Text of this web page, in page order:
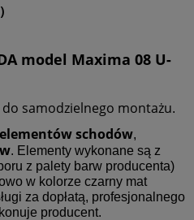
model Maxima 08 U-
do samodzielnego montażu.
schodów,
. Elementy wykonane są z
z palety barw producenta)
w kolorze czarny mat
za dopłatą, profesjonalnego
producent.